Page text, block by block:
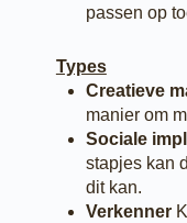
passen op
Types
Creatieve
manier om
Sociale
stapjes kan
dit kan.
Verkenner